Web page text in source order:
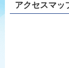
アクセスマッ